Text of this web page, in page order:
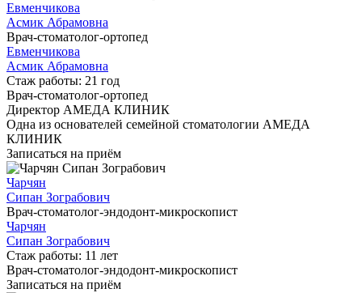
Евменчикова
Асмик Абрамовна
Врач-стоматолог-ортопед
Евменчикова
Асмик Абрамовна
Стаж работы: 21 год
Врач-стоматолог-ортопед
Директор АМЕДА КЛИНИК
Одна из основателей семейной стоматологии АМЕДА
КЛИНИК
Записаться на приём
Чарчян
Сипан Зограбович
Врач-стоматолог-эндодонт-микроскопист
Чарчян
Сипан Зограбович
Стаж работы: 11 лет
Врач-стоматолог-эндодонт-микроскопист
Записаться на приём